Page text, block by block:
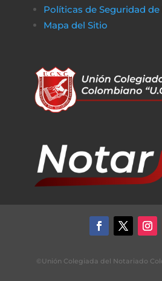
Políticas de Seguridad
Mapa del Sitio
©Unión Colegiada del Notariado